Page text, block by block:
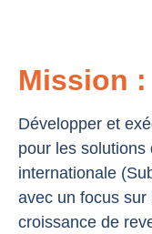
Mission :
Développer et
pour les
internationale
avec un focus sur
croissance de